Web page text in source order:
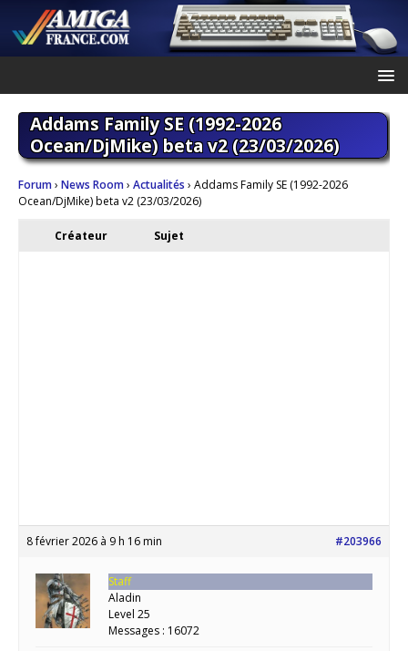
Addams Family SE (1992-2026
Ocean/DjMike) beta v2 (23/03/2026)
Forum› News Room› Actualités › Addams Family SE (1992-2026
Ocean/DjMike) beta v2 (23/03/2026)
Créateur Sujet
8 février 2026 à 9 h 16 min #203966
Staff
Aladin
Level 25
Messages : 16072